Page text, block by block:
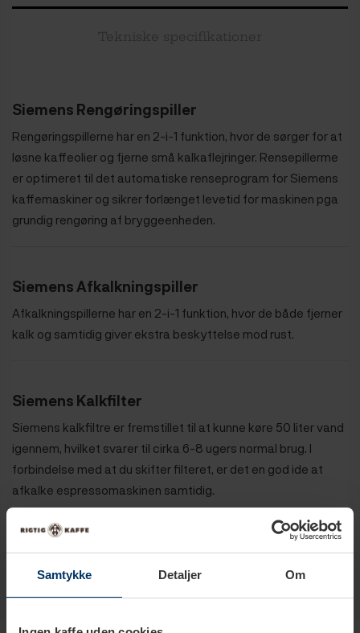
Samtykke Detaljer Om
Tekniske specifikationer
Siemens Rengøringspiller
Rengøringspillerne har en 2-i-1 funktion, hvor de sørger for at
løsne kaffeolier og fjerne små kalkaflejringer. Rensepillerme
er optimeret til det automatiske renseprogram for Siemens
kaffemaskiner og sikrer forlænget levetid for maskinen pga
grundig rengøring af bryggeenheden.
Siemens Afkalkningspiller
Afkalkningspillerne har en 2-i-1 funktion, hvor de både fjerner
kalk og samtidig giver ekstra beskyttelse mod rust.
Siemens Kalkfilter
Siemens kalkfiltre er fremstillet til at kunne køre 50 liter vand
igennem, hvilket svarer til cirka 6-8 ugers normal brug. I
forbindelse med at du skifter filteret, er det en god ide at
afkalke espressomaskinen samtidig.